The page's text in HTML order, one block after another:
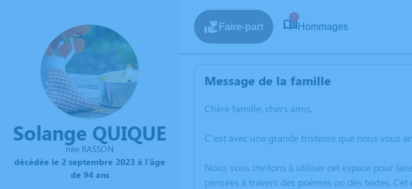
Solange QUIQUE
née RASSON
décédée le 2 septembre 2023 à l'âge
de 94 ans
Faire-part
5
Hommages
Message de la famille
Chère famille, chers amis,
C’est avec une grande tristesse que nous vous
Nous vous invitons à utiliser cet espace pour
pensées à travers des poèmes ou des textes.